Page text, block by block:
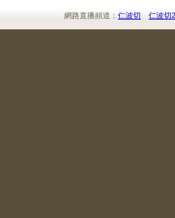
網路直播頻道： 仁波切 仁波切2